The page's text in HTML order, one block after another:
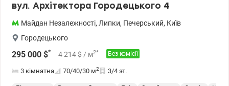
вул. Архітектора Городецького 4
Майдан Незалежності, Липки, Печерський, Київ
Городецького
295 000 $* 4 214 $ / м2* Без комісії
3 кімнатна 70/40/30 м2 3/4 эт.